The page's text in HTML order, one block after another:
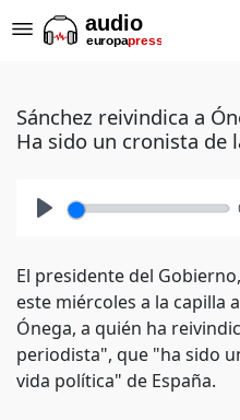
Sánchez reivindica a
Ha sido un cronista de
El presidente del
este miércoles a la capilla
Ónega, a quién ha
periodista", que "ha sido
vida política" de España.